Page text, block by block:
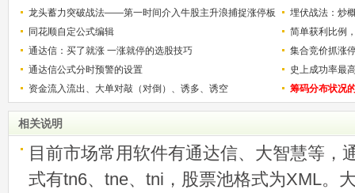
解）
少？
龙头蓄力突破战法——第一时间介入牛股主升浪捕捉涨停板
的技巧（图解）
埋伏战法：炒
同花顺自定公式编辑
简单获利比例
用
通达信：买了就涨 一涨就停的选股技巧
集合竞价抓涨
通达信公式分时预警的设置
史上成功率最
称选股法宝！
资金流入流出、大单对敲（对倒）、诱多、诱空 筹码分布状况
相关说明
目前市场常用软件有通达信、大智慧等，
式有tn6、tne、tni，股票池格式为XML。